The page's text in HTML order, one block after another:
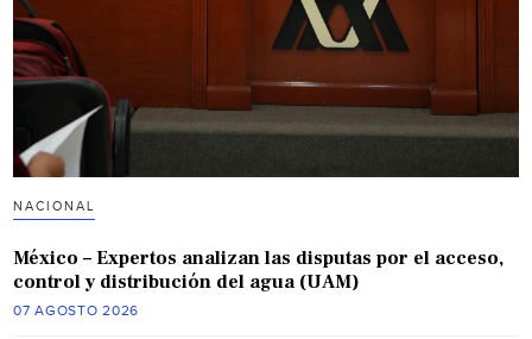
NACIONAL
México – Expertos analizan las disputas por el acceso,
control y distribución del agua (UAM)
07 AGOSTO 2026